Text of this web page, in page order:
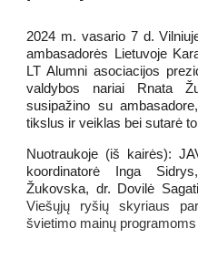
2024 m. vasario 7 d.
ambasadorės Lietuvoje
LT Alumni asociacijos
valdybos nariai Rnata
susipažino su
tikslus ir veiklas bei sutarė
Nuotraukoje (iš kairės):
koordinatorė Inga
Žukovska, dr. Dovilė
Viešųjų ryšių skyriaus
švietimo mainų